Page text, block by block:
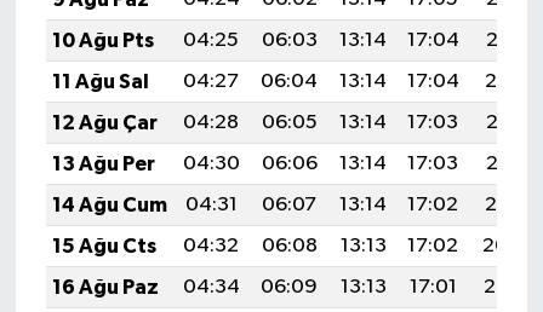
10 Ağu Pts
04:25 06:03 13:14 17:04
20:16
11 Ağu Sal
04:27 06:04 13:14 17:04
20:14
12 Ağu Çar
04:28 06:05 13:14 17:03
20:13
13 Ağu Per
04:30 06:06 13:14 17:03
20:12
14 Ağu Cum
04:31 06:07 13:14 17:02
20:10
15 Ağu Cts
04:32 06:08 13:13 17:02
20:09
16 Ağu Paz
04:34 06:09 13:13 17:01
20:08